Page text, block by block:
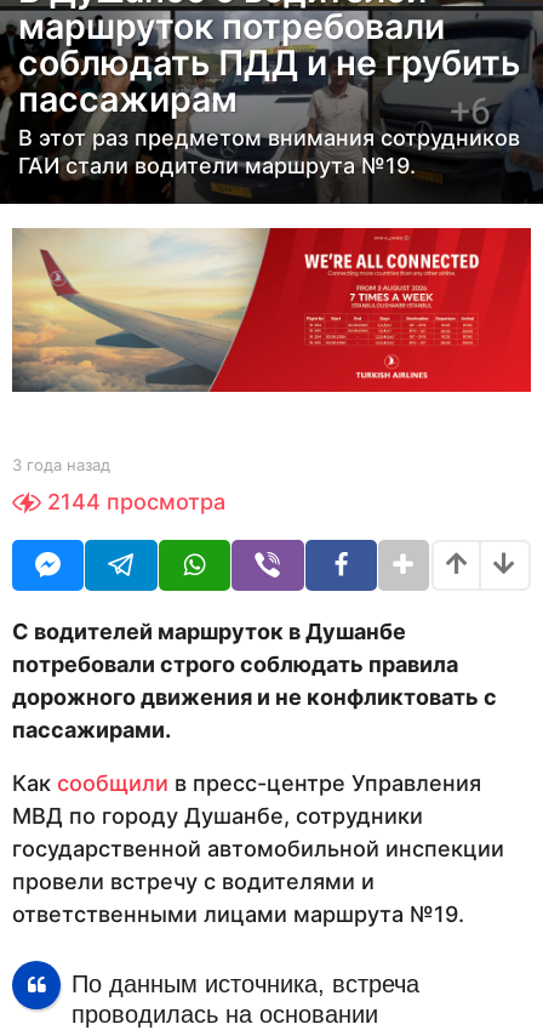
а
н
а
з
а
3
о
д
а
н
з
а
д
маршруток потребовали
соблюдать ПДД и не грубить
пассажирам
В этот раз предметом внимания сотрудников
ГАИ стали водители маршрута №19.
b
e
d
t
r
3 года назад
о
а
н
з
д
2144 просмотра
С водителей маршруток в Душанбе
потребовали строго соблюдать правила
дорожного движения и не конфликтовать с
пассажирами.
Как сообщили в пресс-центре Управления
МВД по городу Душанбе, сотрудники
государственной автомобильной инспекции
провели встречу с водителями и
ответственными лицами маршрута №19.
По данным источника, встреча
проводилась на основании